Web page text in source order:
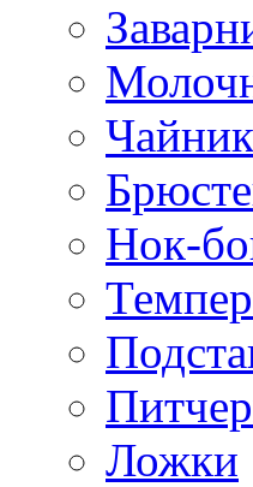
Нок-
Ложки